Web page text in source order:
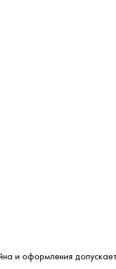
и оформления